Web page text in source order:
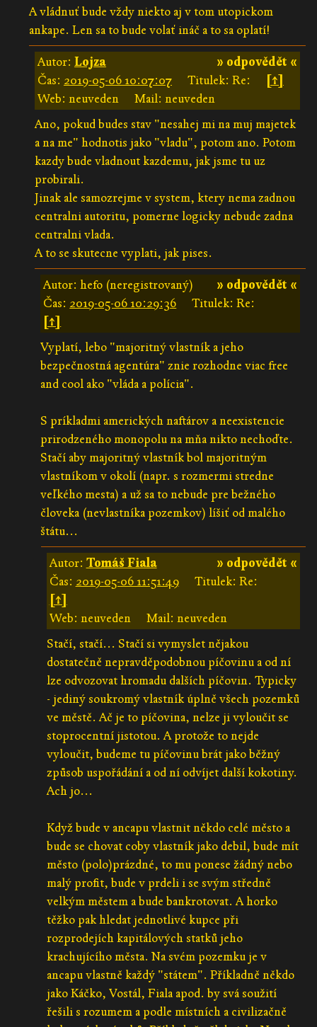
A vládnuť bude vždy niekto aj v tom utopickom
ankape. Len sa to bude volať ináč a to sa oplatí!
» odpovědět «
Autor: Lojza
Čas: 2019-05-06 10:07:07 Titulek: Re:
[↑]
Web: neuveden
Mail: neuveden
Ano, pokud budes stav "nesahej mi na muj majetek
a na me" hodnotis jako "vladu", potom ano. Potom
kazdy bude vladnout kazdemu, jak jsme tu uz
probirali.
Jinak ale samozrejme v system, ktery nema zadnou
centralni autoritu, pomerne logicky nebude zadna
centralni vlada.
A to se skutecne vyplati, jak pises.
» odpovědět «
Autor: hefo (neregistrovaný)
Čas: 2019-05-06 10:29:36
Titulek: Re:
[↑]
Vyplatí, lebo "majoritný vlastník a jeho
bezpečnostná agentúra" znie rozhodne viac free
and cool ako "vláda a polícia".
S príkladmi amerických naftárov a neexistencie
prirodzeného monopolu na mňa nikto nechoďte.
Stačí aby majoritný vlastník bol majoritným
vlastníkom v okolí (napr. s rozmermi stredne
veľkého mesta) a už sa to nebude pre bežného
človeka (nevlastníka pozemkov) líšiť od malého
štátu...
» odpovědět «
Autor: Tomáš Fiala
Čas: 2019-05-06 11:51:49
Titulek: Re:
[↑]
Web: neuveden
Mail: neuveden
Stačí, stačí... Stačí si vymyslet nějakou
dostatečně nepravděpodobnou píčovinu a od ní
lze odvozovat hromadu dalších píčovin. Typicky
- jediný soukromý vlastník úplně všech pozemků
ve městě. Ač je to píčovina, nelze ji vyloučit se
stoprocentní jistotou. A protože to nejde
vyloučit, budeme tu píčovinu brát jako běžný
způsob uspořádání a od ní odvíjet další kokotiny.
Ach jo...
Když bude v ancapu vlastnit někdo celé město a
bude se chovat coby vlastník jako debil, bude mít
město (polo)prázdné, to mu ponese žádný nebo
malý profit, bude v prdeli i se svým středně
velkým městem a bude bankrotovat. A horko
těžko pak hledat jednotlivé kupce při
rozprodejích kapitálových statků jeho
krachujícího města. Na svém pozemku je v
ancapu vlastně každý "státem". Příkladně někdo
jako Káčko, Vostál, Fiala apod. by svá soužití
řešili s rozumem a podle místních a civilizačně